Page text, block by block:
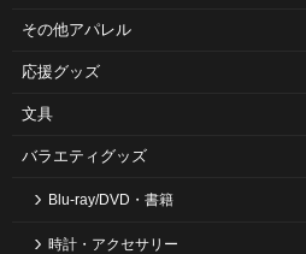
その他アパレル
応援グッズ
文具
バラエティグッズ
Blu-ray/DVD・書籍
時計・アクセサリー